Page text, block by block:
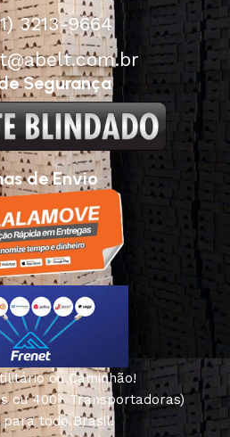
3213-9664
Segurança
de Envio
ou Caminhão!
ou 400+ Transportadoras)
todo Brasil!